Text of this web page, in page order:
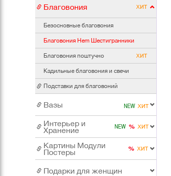
Благовония
Безосновные благовония
Благовония Hem Шестигранники
Благовония поштучно
Кадильные благовония и свечи
Подставки для благовоний
Вазы
Интерьер и
Хранение
Картины Модули
Постеры
Подарки для женщин